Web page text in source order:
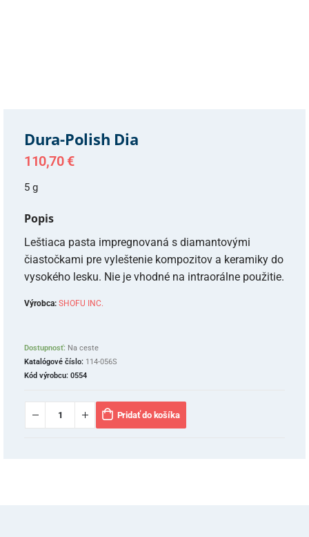
Dura-Polish Dia
110,70 €
5 g
Popis
Leštiaca pasta impregnovaná s diamantovými
čiastočkami pre vyleštenie kompozitov a keramiky do
vysokého lesku. Nie je vhodné na intraorálne použitie.
Výrobca: SHOFU INC.
Dostupnosť: Na ceste
Katalógové číslo: 114-056S
Kód výrobcu: 0554
Pridať do košíka